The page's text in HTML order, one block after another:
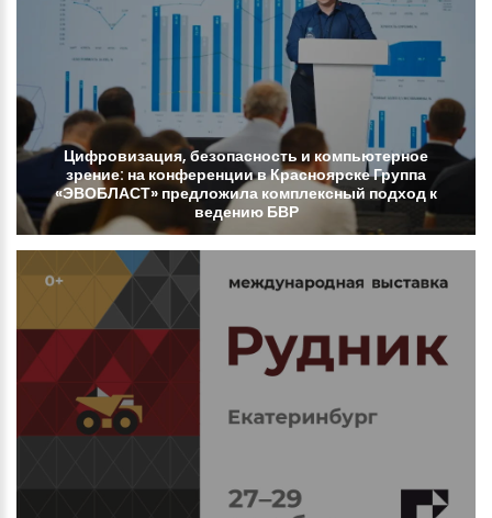
Цифровизация, безопасность и компьютерное
зрение: на конференциивКрасноярскеГруппа
«ЭВОБЛАСТ» предложила комплексный подход к
ведению БВР